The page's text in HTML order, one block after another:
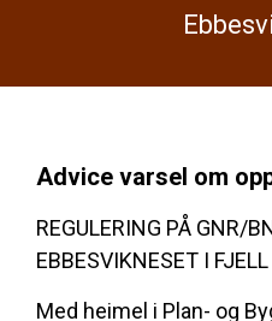
Advice varsel om
REGULERING PÅ GNR/
EBBESVIKNESET I
Med heimel i Plan- og